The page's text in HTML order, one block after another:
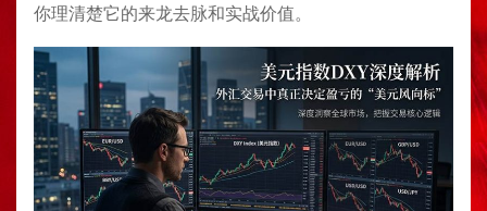
你理清楚它的来龙去脉和实战价值。